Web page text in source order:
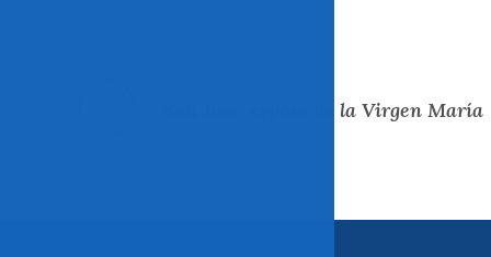
San José, esposo de la Virgen María